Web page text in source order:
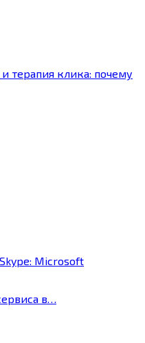
терапия клика: почему
Microsoft
в…